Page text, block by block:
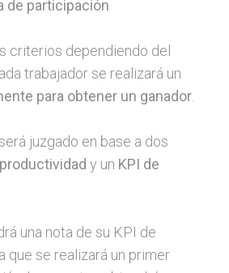
de participación
criterios dependiendo del
trabajador se realizará un
para obtener un ganador
juzgado en base a dos
y un KPI de
una nota de su KPI de
que se realizará un primer